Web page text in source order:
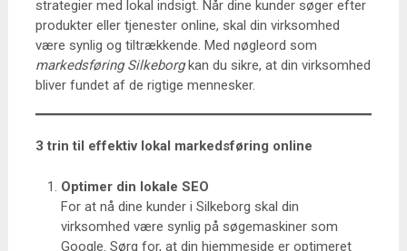
strategier med lokal indsigt. Når dine kunder søger efter
produkter eller tjenester online, skal din virksomhed
være synlig og tiltrækkende. Med nøgleord som
markedsføring Silkeborgkan du sikre, at din virksomhed
bliver fundet af de rigtige mennesker.
3 trin til effektiv lokal markedsføring online
Optimer din lokale SEO
For at nå dine kunder i Silkeborg skal din
virksomhed være synlig på søgemaskiner som
Google. Sørg for, at din hjemmeside er optimeret